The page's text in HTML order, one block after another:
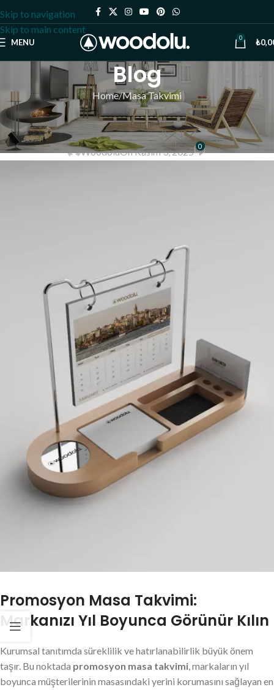
Skip to navigation
Skip to main content
MENU 0 ₺
Blog
Home Masa Takvimi
MASA TAKVIMI
Promosyon masa takvimi
WoodoluOn Kasım 3, 2025 0
Promosyon Masa Takvimi:
Markanızı Yıl Boyunca Görünür Kılın
Kurumsal tanıtımda süreklilik ve hatırlanabilirlik büyük önem
taşır. Bu noktada promosyon masa takvimi, markaların yıl
boyunca müşterilerinin masasındaki yerini korumasını sağlayan en